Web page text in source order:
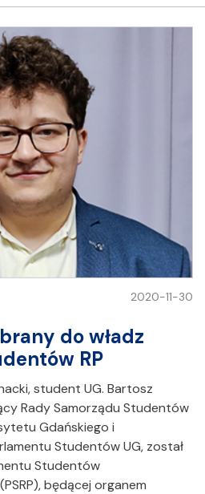
2020-11-30
do władz
RP
student UG. Bartosz
Rady Samorządu Studentów
Gdańskiego i
Studentów UG, został
Studentów
będącej organem